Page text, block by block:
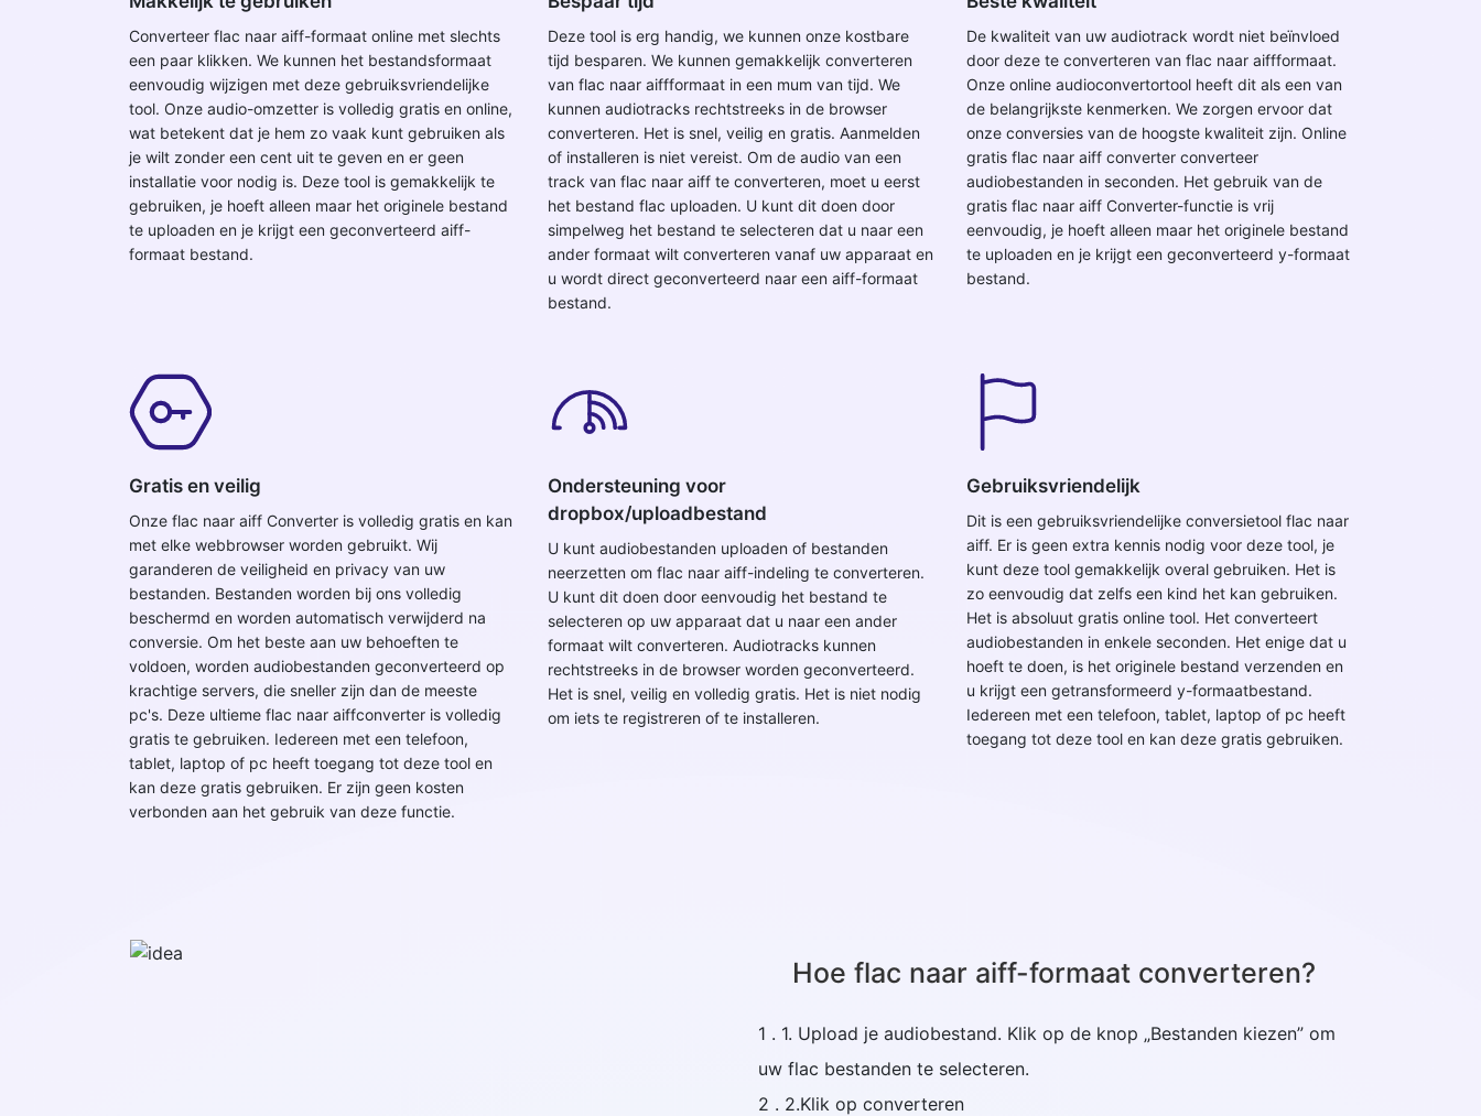
Converteer flac naar aiff-formaat online met slechts
een paar klikken. We kunnen het bestandsformaat
eenvoudig wijzigen met deze gebruiksvriendelijke
tool. Onze audio-omzetter is volledig gratis en online,
wat betekent dat je hem zo vaak kunt gebruiken als
je wilt zonder een cent uit te geven en er geen
installatie voor nodig is. Deze tool is gemakkelijk te
gebruiken, je hoeft alleen maar het originele bestand
te uploaden en je krijgt een geconverteerd aiff-
formaat bestand.
Deze tool is erg handig, we kunnen onze kostbare
tijd besparen. We kunnen gemakkelijk converteren
van flac naar aiffformaat in een mum van tijd. We
kunnen audiotracks rechtstreeks in de browser
converteren. Het is snel, veilig en gratis. Aanmelden
of installeren is niet vereist. Om de audio van een
track van flac naar aiff te converteren, moet u eerst
het bestand flac uploaden. U kunt dit doen door
simpelweg het bestand te selecteren dat u naar een
ander formaat wilt converteren vanaf uw apparaat en
u wordt direct geconverteerd naar een aiff-formaat
bestand.
De kwaliteit van uw audiotrack wordt niet beïnvloed
door deze te converteren van flac naar aiffformaat.
Onze online audioconvertortool heeft dit als een van
de belangrijkste kenmerken. We zorgen ervoor dat
onze conversies van de hoogste kwaliteit zijn. Online
gratis flac naar aiff converter converteer
audiobestanden in seconden. Het gebruik van de
gratis flac naar aiff Converter-functie is vrij
eenvoudig, je hoeft alleen maar het originele bestand
te uploaden en je krijgt een geconverteerd y-formaat
bestand.
Gratis en veilig
Onze flac naar aiff Converter is volledig gratis en kan
met elke webbrowser worden gebruikt. Wij
garanderen de veiligheid en privacy van uw
bestanden. Bestanden worden bij ons volledig
beschermd en worden automatisch verwijderd na
conversie. Om het beste aan uw behoeften te
voldoen, worden audiobestanden geconverteerd op
krachtige servers, die sneller zijn dan de meeste
pc's. Deze ultieme flac naar aiffconverter is volledig
gratis te gebruiken. Iedereen met een telefoon,
tablet, laptop of pc heeft toegang tot deze tool en
kan deze gratis gebruiken. Er zijn geen kosten
verbonden aan het gebruik van deze functie.
Ondersteuning voor
dropbox/uploadbestand
U kunt audiobestanden uploaden of bestanden
neerzetten om flac naar aiff-indeling te converteren.
U kunt dit doen door eenvoudig het bestand te
selecteren op uw apparaat dat u naar een ander
formaat wilt converteren. Audiotracks kunnen
rechtstreeks in de browser worden geconverteerd.
Het is snel, veilig en volledig gratis. Het is niet nodig
om iets te registreren of te installeren.
Gebruiksvriendelijk
Dit is een gebruiksvriendelijke conversietool flac naar
aiff. Er is geen extra kennis nodig voor deze tool, je
kunt deze tool gemakkelijk overal gebruiken. Het is
zo eenvoudig dat zelfs een kind het kan gebruiken.
Het is absoluut gratis online tool. Het converteert
audiobestanden in enkele seconden. Het enige dat u
hoeft te doen, is het originele bestand verzenden en
u krijgt een getransformeerd y-formaatbestand.
Iedereen met een telefoon, tablet, laptop of pc heeft
toegang tot deze tool en kan deze gratis gebruiken.
Hoe flac naar aiff-formaat converteren?
1 . 1. Upload je audiobestand. Klik op de knop „Bestanden kiezen” om
uw flac bestanden te selecteren.
2 . 2.Klik op converteren